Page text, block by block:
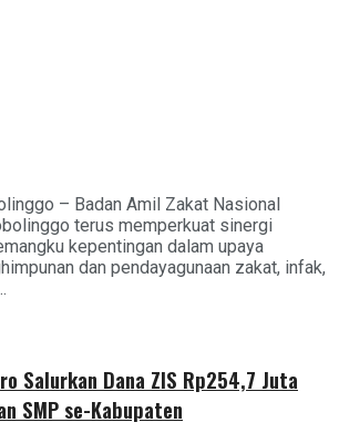
– Badan Amil Zakat Nasional
terus memperkuat sinergi
kepentingan dalam upaya
dan pendayagunaan zakat, infak,
Salurkan Dana ZIS Rp254,7 Juta
SMP se-Kabupaten